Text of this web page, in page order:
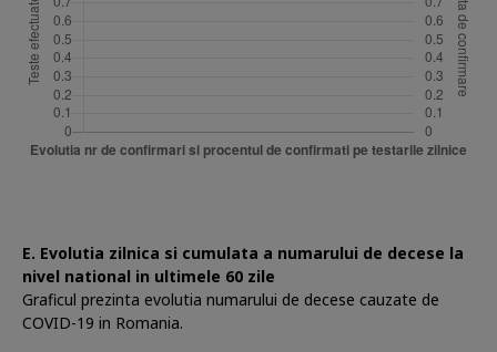
E. Evolutia zilnica si cumulata a numarului de decese la
nivel national in ultimele 60 zile
Graficul prezinta evolutia numarului de decese cauzate de
COVID-19 in Romania.